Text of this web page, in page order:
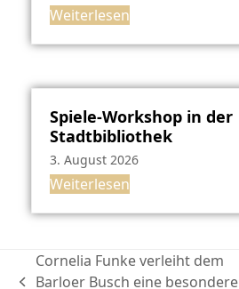
Weiterlesen
Spiele-Workshop in der
Stadtbibliothek
3. August 2026
Weiterlesen
Cornelia Funke verleiht dem
Barloer Busch eine besondere